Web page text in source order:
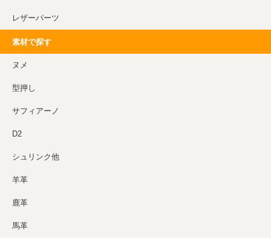
レザーパーツ
素材で探す
ヌメ
型押し
サフィアーノ
D2
シュリンク他
羊革
鹿革
馬革